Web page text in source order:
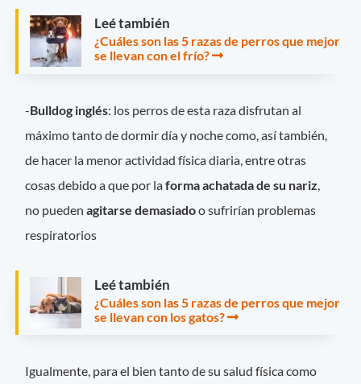
Leé también
¿Cuáles son las 5 razas de perros que mejor
se llevan con el frío?
-Bulldog inglés: los perros de esta raza disfrutan al
máximo tanto de dormir día y noche como, así también,
de hacer la menor actividad física diaria, entre otras
cosas debido a que por laforma achatada de su nariz
no puedenagitarse demasiadoo sufrirían problemas
respiratorios
Leé también
¿Cuáles son las 5 razas de perros que mejor
se llevan con los gatos?
Igualmente, para el bien tanto de su salud física como